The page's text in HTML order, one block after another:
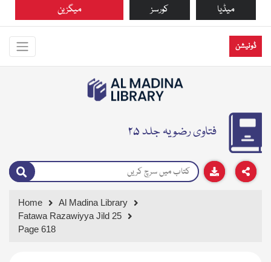
میگزین کورسز میڈیا
ڈونیشن
فتاوی رضویہ جلد ۲۵
Home
Al Madina Library
Fatawa Razawiyya Jild 25
Page 618